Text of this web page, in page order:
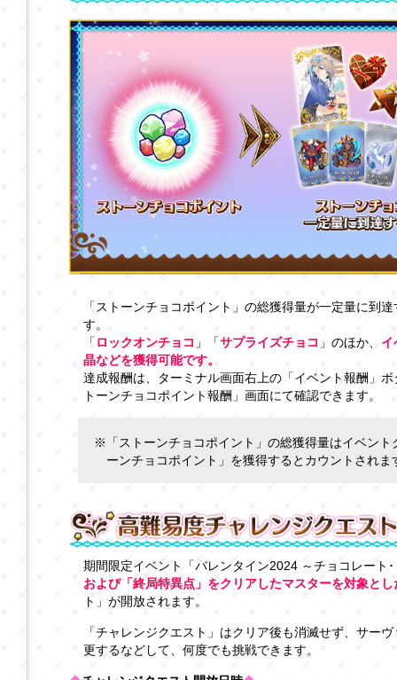
「ストーンチョコポイント」の総獲得量が一定量に到
す。
「 ロックオンチョコ 」「サプライズチョコ 」のほか、 イ
晶などを獲得可能です。
達成報酬は、ターミナル画面右上の「イベント報酬」
トーンチョコポイント報酬」画面にて確認できます。
※「ストーンチョコポイント」の総獲得量はイベント
ーンチョコポイント」を獲得するとカウントされま
期間限定イベント「バレンタイン2024 ～チョコレート
および「終局特異点」をクリアしたマスターを対象とし
ト」が開放されます。
「チャレンジクエスト」はクリア後も消滅せず、サー
更するなどして、何度でも挑戦できます。